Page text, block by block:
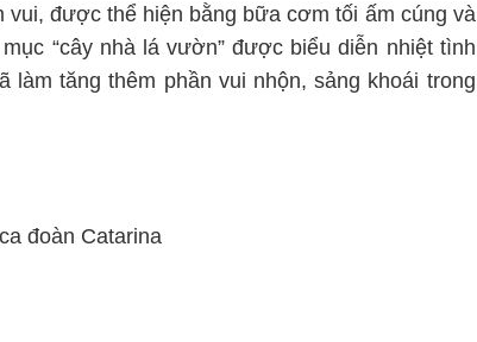
vui, được thể hiện bằng bữa cơm tối ấm cúng và
“cây nhà lá vườn” được biểu diễn nhiệt tình
tăng thêm phần vui nhộn, sảng khoái trong